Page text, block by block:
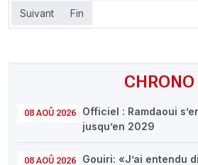
CHRONO
08 AOÛ 2026
Officiel : Ramdaoui
jusqu’en 2029
08 AOÛ 2026
Gouiri: «J’ai entendu
Suivant Fin